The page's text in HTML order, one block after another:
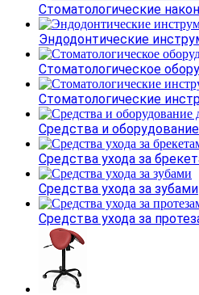
Стоматологические
Эндодонтические
Стоматологическое
Стоматологические
Средства и
Средства ухода за
Средства ухода за зубами
Средства ухода за